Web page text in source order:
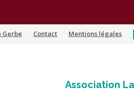
Gerbe Contact Mentions légales
Association